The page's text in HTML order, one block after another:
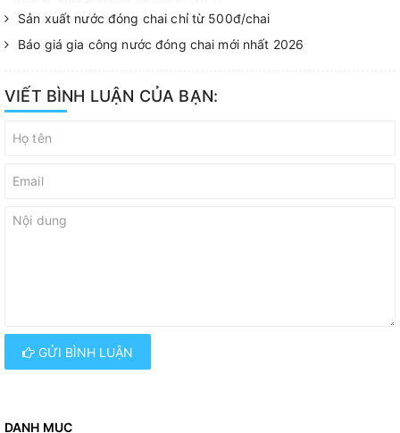
Sản xuất nước đóng chai chỉ từ 500đ/chai
Báo giá gia công nước đóng chai mới nhất 2026
VIẾT BÌNH LUẬN CỦA BẠN:
GỬI BÌNH LUẬN
DANH MỤC